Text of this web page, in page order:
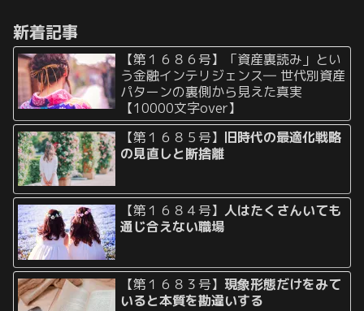
関係の相手ではなかったりし...
新着記事
【第１６８６号】「資産裏読み」とい
う金融インテリジェンス― 世代別資産
パターンの裏側から見えた真実
【10000文字over】
【第１６８５号】 旧時代の最適化戦略
の見直しと断捨離
【第１６８４号】人はたくさんいても
通じ合えない職場
【第１６８３号】現象形態だけをみて
いると本質を勘違いする